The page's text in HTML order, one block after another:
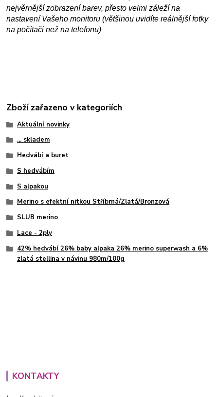
nejvěrnější zobrazení barev, přesto velmi záleží na
nastavení Vašeho monitoru (většinou uvidíte reálnější fotky
na počítači než na telefonu)
Zboží zařazeno v kategoriích
Aktuální novinky
... skladem
Hedvábí a buret
S hedvábím
S alpakou
Merino s efektní nitkou Stříbrná/Zlatá/Bronzová
SLUB merino
Lace - 2ply
42% hedvábí 26% baby alpaka 26% merino superwash a 6%
zlatá stellina v návinu 980m/100g
KONTAKTY